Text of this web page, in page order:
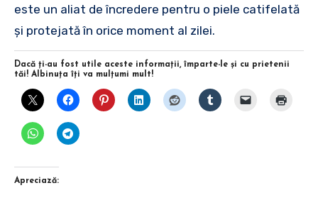
este un aliat de încredere pentru o piele catifelată
și protejată în orice moment al zilei.
Dacă ţi-au fost utile aceste informaţii, împarte-le şi cu prietenii
tăi! Albinuţa îţi va mulţumi mult!
Apreciază: